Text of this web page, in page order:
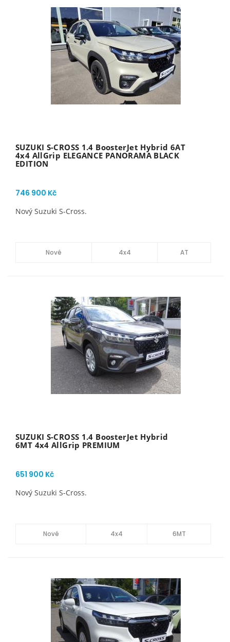
SUZUKI S-CROSS 1.4 BoosterJet Hybrid 6AT
4x4 AllGrip ELEGANCE PANORAMA BLACK
EDITION
746 900 Kč
Nový Suzuki S-Cross.
Nové 4x4 AT
SUZUKI S-CROSS 1.4 BoosterJet Hybrid
6MT 4x4 AllGrip PREMIUM
651 900 Kč
Nový Suzuki S-Cross.
Nové 4x4 6MT